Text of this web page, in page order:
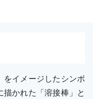
をイメージしたシンボ
かれた「溶接棒」と